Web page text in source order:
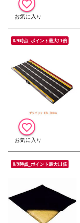
8/9時点_ポイント最大11倍
8/9時点_ポイント最大11倍